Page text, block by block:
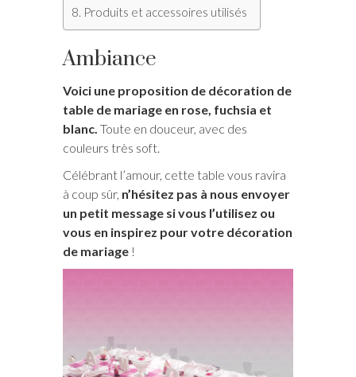
Produits et accessoires utilisés
Ambiance
Voici une proposition de décoration de
table de mariage en rose, fuchsia et
blanc. Toute en douceur, avec des
couleurs très soft.
Célébrant l’amour, cette table vous ravira
à coup sûr, n’hésitez pas à nous envoyer
un petit message si vous l’utilisez ou
vous en inspirez pour votre décoration
de mariage !